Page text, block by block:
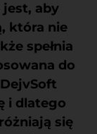
aby
która nie
spełnia
do
i dlatego
się